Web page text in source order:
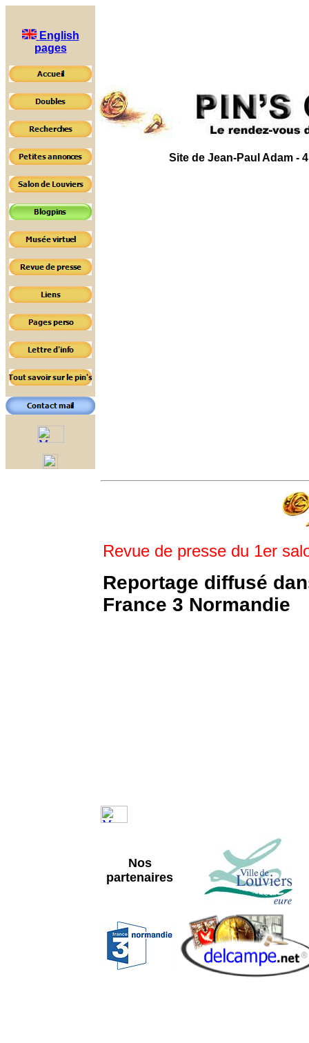
English
pages
Site de Jean-Paul Adam -
Revue de presse du 1er
Reportage diffusé
France 3 Normandie
Nos
partenaires